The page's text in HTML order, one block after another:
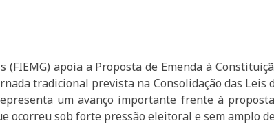
apoia a Proposta de Emenda à
tradicional prevista na Consolidação das Leis
um avanço importante frente à
ocorreu sob forte pressão eleitoral e sem amplo